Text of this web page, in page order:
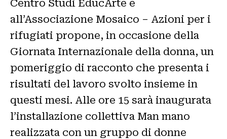
Centro Studi EducArte e
all’Associazione Mosaico – Azioni per i
rifugiati propone, in occasione della
Giornata Internazionale della donna, un
pomeriggio di racconto che presenta i
risultati del lavoro svolto insieme in
questi mesi. Alle ore 15 sarà inaugurata
l’installazione collettiva Man mano
realizzata con un gruppo di donne